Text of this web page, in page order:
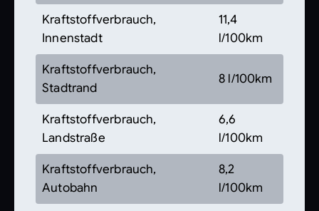
Kraftstoffverbrauch,
Innenstadt
11,4
l/100km
Kraftstoffverbrauch,
Stadtrand
8 l/100km
Kraftstoffverbrauch,
Landstraße
6,6
l/100km
Kraftstoffverbrauch,
Autobahn
8,2
l/100km